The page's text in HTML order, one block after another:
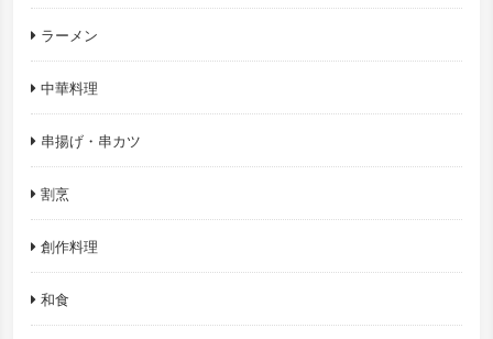
ラーメン
中華料理
串揚げ・串カツ
割烹
創作料理
和食